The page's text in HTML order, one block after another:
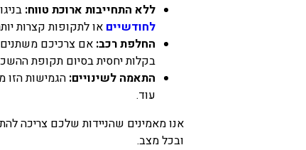
ללא התחייבות ארוכת טווח:
לחודשיים או לתקופות קצרות
החלפת רכב: אם צרכיכם
בקלות יחסית בסיום תקופת
התאמה לשינויים: הגמישות
עוד.
אנו מאמינים שהניידות שלכם צריכה
ובכל מצב.